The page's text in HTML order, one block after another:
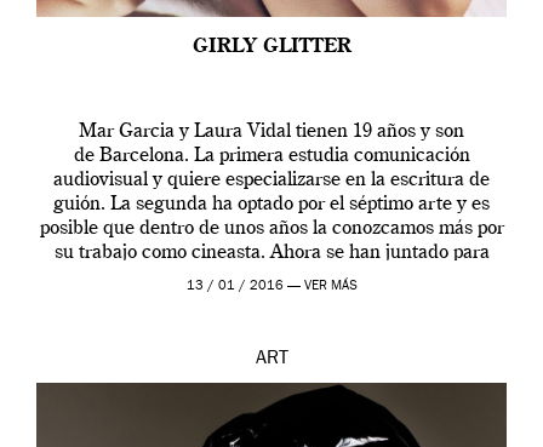
GIRLY GLITTER
Mar Garcia y Laura Vidal tienen 19 años y son
de Barcelona. La primera estudia comunicación
audiovisual y quiere especializarse en la escritura de
guión. La segunda ha optado por el séptimo arte y es
posible que dentro de unos años la conozcamos más por
su trabajo como cineasta. Ahora se han juntado para
contarnos una […]
13 / 01 / 2016 — VER MÁS
ART